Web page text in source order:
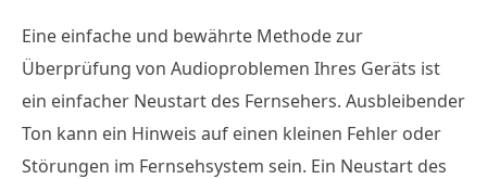
Eine einfache und bewährte Methode zur
Überprüfung von Audioproblemen Ihres Geräts ist
ein einfacher Neustart des Fernsehers. Ausbleibender
Ton kann ein Hinweis auf einen kleinen Fehler oder
Störungen im Fernsehsystem sein. Ein Neustart des